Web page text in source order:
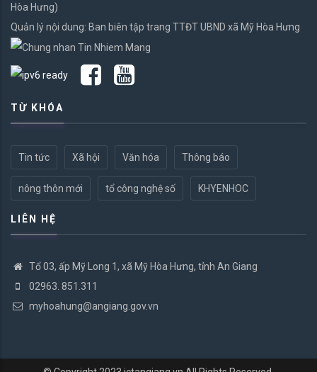
Hòa Hưng)
Quản lý nội dung: Ban biên tập trang TTĐT UBND xã Mỹ Hòa Hưng
TỪ KHÓA
Tin tức Xã hội Văn hóa Thông báo
nông thôn mới tổ công nghệ số KHYENHOC
LIÊN HỆ
Tổ 03, ấp Mỹ Long 1, xã Mỹ Hòa Hưng, tỉnh An Giang
02963. 851.311
myhoahung@angiang.gov.vn